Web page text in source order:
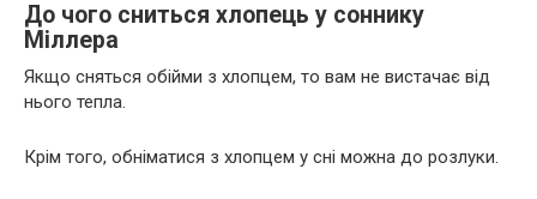
До чого сниться хлопець у соннику
Міллера
Якщо сняться обійми з хлопцем, то вам не вистачає від
нього тепла.
Крім того, обніматися з хлопцем у сні можна до розлуки.